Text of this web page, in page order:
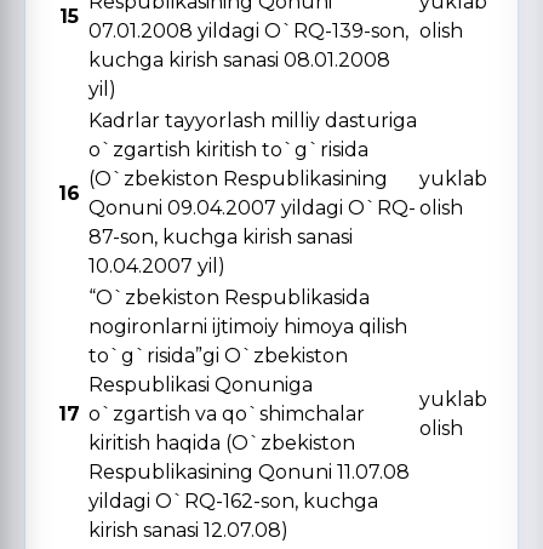
15
07.01.2008 yildagi O`RQ-139-son,
kuchga kirish sanasi 08.01.2008
yil)
olish
16
Kadrlar tayyorlash milliy dasturiga
o`zgartish kiritish to`g`risida
(O`zbekiston Respublikasining
Qonuni 09.04.2007 yildagi O`RQ-
87-son, kuchga kirish sanasi
10.04.2007 yil)
yuklab
olish
17
“O`zbekiston Respublikasida
nogironlarni ijtimoiy himoya qilish
to`g`risida”gi O`zbekiston
Respublikasi Qonuniga
o`zgartish va qo`shimchalar
kiritish haqida (O`zbekiston
Respublikasining Qonuni 11.07.08
yildagi O`RQ-162-son, kuchga
kirish sanasi 12.07.08)
yuklab
olish